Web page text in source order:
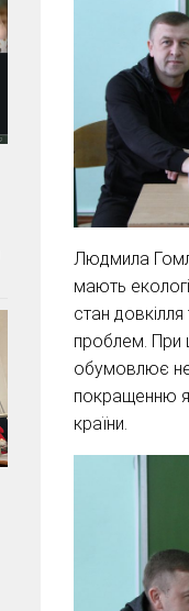
Людмила
мають
стан
проблем. При
обумовлює
покращенню
країни.